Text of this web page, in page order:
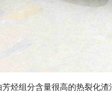
烃组分含量很高的热裂化